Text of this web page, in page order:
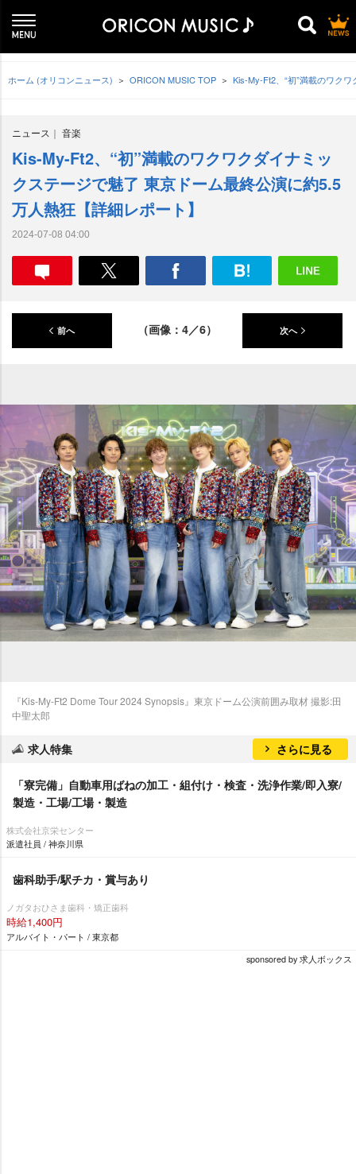
ホーム (オリコンニュース) ORICON MUSIC TOP Kis-My-Ft2、“初”満載のワク
ニュース 音楽
Kis-My-Ft2、“初”満載のワクワクダイナミッ
クステージで魅了 東京ドーム最終公演に約5.5
万人熱狂【詳細レポート】
2024-07-08 04:00
前へ （画像：4／6） 次へ
『Kis-My-Ft2 Dome Tour 2024 Synopsis』東京ドーム公演前囲み取材 撮影:田
中聖太郎
求人特集 さらに見る
「寮完備」自動車用ばねの加工・組付け・検査・洗浄作業/即入寮/
製造・工場/工場・製造
株式会社京栄センター
派遣社員 / 神奈川県
歯科助手/駅チカ・賞与あり
ノガタおひさま歯科・矯正歯科
時給1,400円
アルバイト・パート / 東京都
sponsored by 求人ボックス